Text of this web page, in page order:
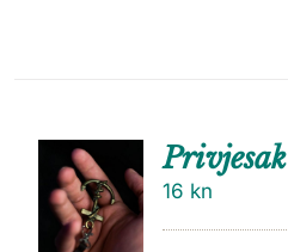
DODAJ
U
KOŠARI
CU
Privjesak
16 kn